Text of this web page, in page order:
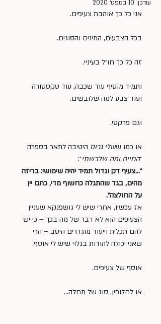
עודכן: 10 בספט׳ 2020
אני כל כך אוהבת צעיפים.
בכל הצבעים, המינים והסוגים.
זה כל כך חו״ל בעיניי.
ותמיד מוסיף עוד שכבה, עוד טקסטורה
ועוד צבע למה שלובשים.
וגם פרקטי.
או כמו ששלי גרוס היטיבה לתאר בספרה
״החיים ומה שלבשתי״:
״…צעיף דק וגדול תמיד יהיה שימושי: בריזה
מהים, בגד שהתגלה כחשוף מדי, כתם יין
על החולצה״.
אז עכשיו, אחרי שיש לי גושפנקא שעניין
הצעיפים הוא לא דבר של מה בכך – כי יש
להם תכלית וייעוד מוגדרים היטב – הרי
שאני יכולה להודות בגלוי שיש לי אוסף.
אוסף של צעיפים.
או לחלופין, סוג של מחלה…